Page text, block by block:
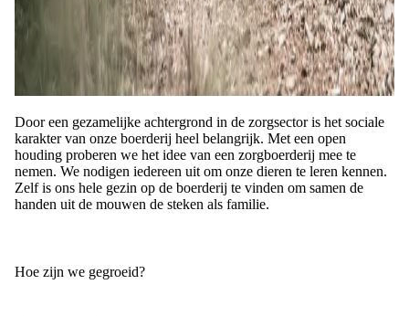
Door een gezamelijke achtergrond in de zorgsector is het sociale
karakter van onze boerderij heel belangrijk. Met een open
houding proberen we het idee van een zorgboerderij mee te
nemen. We nodigen iedereen uit om onze dieren te leren kennen.
Zelf is ons hele gezin op de boerderij te vinden om samen de
handen uit de mouwen de steken als familie.
Hoe zijn we gegroeid?